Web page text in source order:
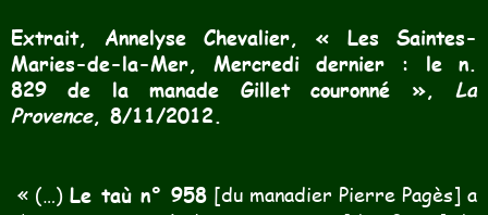
Extrait, Annelyse Chevalier, « Les Saintes-
Maries-de-la-Mer, Mercredi dernier : le n.
829 de la manade Gillet couronné », La
Provence, 8/11/2012.
« (…) Le taù n° 958 [du manadier Pierre Pagès] a